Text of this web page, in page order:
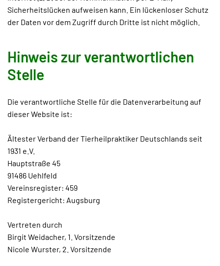
Sicherheitslücken aufweisen kann. Ein lückenloser Schutz
der Daten vor dem Zugriff durch Dritte ist nicht möglich.
Hinweis zur verantwortlichen
Stelle
Die verantwortliche Stelle für die Datenverarbeitung auf
dieser Website ist:
Ältester Verband der Tierheilpraktiker Deutschlands seit
1931 e.V.
Hauptstraße 45
91486 Uehlfeld
Vereinsregister: 459
Registergericht: Augsburg
Vertreten durch
Birgit Weidacher, 1. Vorsitzende
Nicole Wurster, 2. Vorsitzende